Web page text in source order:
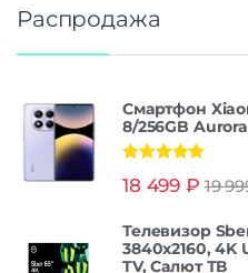
Распродажа
Смартфон
8/256GB
из 5
18 499 ₽ 19
Телевизор
3840x2160, 4K
TV, Салют ТВ